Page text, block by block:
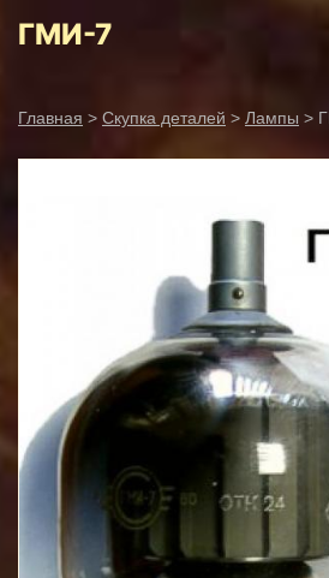
ГМИ-7
Главная > Скупка деталей > Лампы >